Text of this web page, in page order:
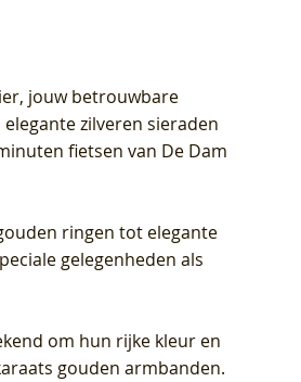
Collier LG3014Y
met Lab grown
Ring LG1029Y -
met Lab grown
Oorknoppen
(14k) met Lab
jouw betrouwbare
zilveren sieraden
fietsen van De Dam
ringen tot elegante
gelegenheden als
om hun rijke kleur en
gouden armbanden.